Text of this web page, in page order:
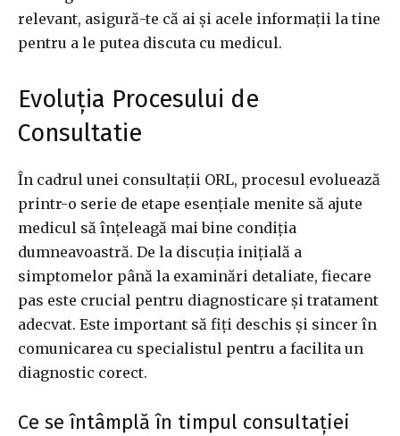
relevant, asigură-te că ai și acele informații la tine
pentru a le putea discuta cu medicul.
Evoluția Procesului de
Consultatie
În cadrul unei consultații ORL, procesul evoluează
printr-o serie de etape esențiale menite să ajute
medicul să înțeleagă mai bine condiția
dumneavoastră. De la discuția inițială a
simptomelor până la examinări detaliate, fiecare
pas este crucial pentru diagnosticare și tratament
adecvat. Este important să fiți deschis și sincer în
comunicarea cu specialistul pentru a facilita un
diagnostic corect.
Ce se întâmplă în timpul consultației